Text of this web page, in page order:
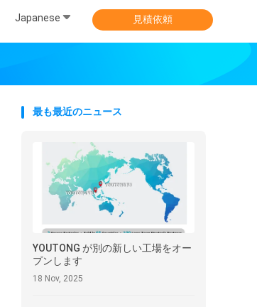
Japanese 見積依頼
最も最近のニュース
YOUTONG が別の新しい工場をオー
プンします
18 Nov, 2025